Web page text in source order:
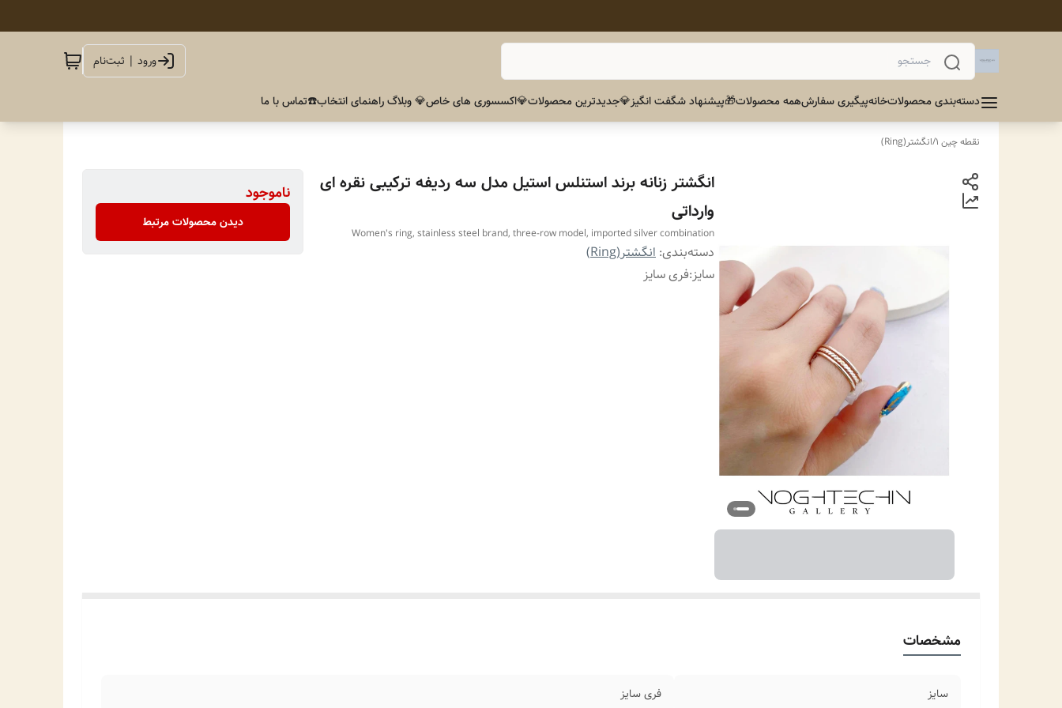
ورود | ثبت‌نام
دسته‌بندی محصولاتخانهپیگیری سفارشهمه محصولات🎁پیشنهاد شگفت انگیز💎جدیدترین محصولات💎اکسسوری های خاص💎 وبلاگ راهنمای انتخاب☎️تماس با ما
نقطه چین 1 /انگشتر(Ring)
انگشتر زنانه برند استنلس استیل مدل سه ردیفه ترکیبی نقره ای
وارداتی
Women's ring, stainless steel brand, three-row model, imported silver combination
دسته‌بندی: انگشتر(Ring)
سایز:فری سایز
ناموجود
دیدن محصولات مرتبط
مشخصات
سایز فری سایز